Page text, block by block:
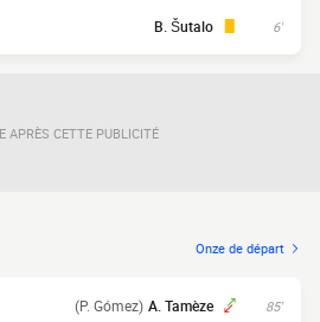
6'
B. Šutalo
APRÈS CETTE PUBLICITÉ
Onze de départ
85'
A. Tamèze
(P. Gómez)